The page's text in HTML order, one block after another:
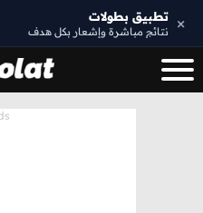
× تطبيق بطولات
نتائج مباشرة وإشعار بكل هدف